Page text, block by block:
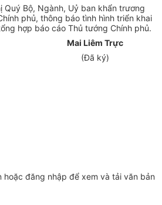
Quý Bộ, Ngành, Uỷ ban khẩn trương
phủ, thông báo tình hình triển khai
hợp báo cáo Thủ tướng Chính phủ.
Mai Liêm Trực
(Đã ký)
hoặc đăng nhập để xem và tải văn bản